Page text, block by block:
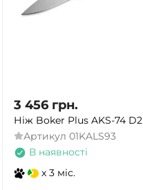
3 456 грн.
Ніж Boker Plus AKS-74 D2
Артикул 01KALS93
В наявності
x 3 міс.